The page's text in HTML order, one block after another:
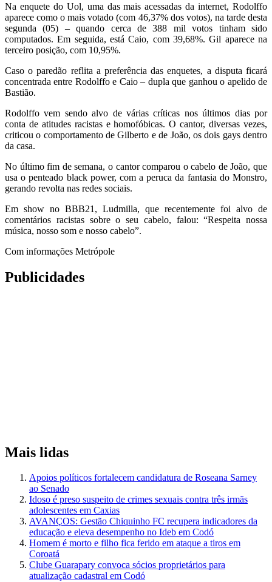
Na enquete do Uol, uma das mais acessadas da internet, Rodolffo
aparece como o mais votado (com 46,37% dos votos), na tarde desta
segunda (05) – quando cerca de 388 mil votos tinham sido
computados. Em seguida, está Caio, com 39,68%. Gil aparece na
terceiro posição, com 10,95%.
Caso o paredão reflita a preferência das enquetes, a disputa ficará
concentrada entre Rodolffo e Caio – dupla que ganhou o apelido de
Bastião.
Rodolffo vem sendo alvo de várias críticas nos últimos dias por
conta de atitudes racistas e homofóbicas. O cantor, diversas vezes,
criticou o comportamento de Gilberto e de João, os dois gays dentro
da casa.
No último fim de semana, o cantor comparou o cabelo de João, que
usa o penteado black power, com a peruca da fantasia do Monstro,
gerando revolta nas redes sociais.
Em show no BBB21, Ludmilla, que recentemente foi alvo de
comentários racistas sobre o seu cabelo, falou: “Respeita nossa
música, nosso som e nosso cabelo”.
Com informações Metrópole
Publicidades
Mais lidas
Apoios políticos fortalecem candidatura de Roseana Sarney
ao Senado
Idoso é preso suspeito de crimes sexuais contra três irmãs
adolescentes em Caxias
AVANÇOS: Gestão Chiquinho FC recupera indicadores da
educação e eleva desempenho no Ideb em Codó
Homem é morto e filho fica ferido em ataque a tiros em
Coroatá
Clube Guarapary convoca sócios proprietários para
atualização cadastral em Codó